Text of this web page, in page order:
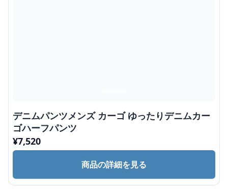
デニムパンツメンズ カーゴ ゆったりデニムカー
ゴハーフパンツ
¥7,520
商品の詳細を見る